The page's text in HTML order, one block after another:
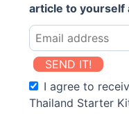
article to yourself
SEND IT!
I agree to
Thailand Starter